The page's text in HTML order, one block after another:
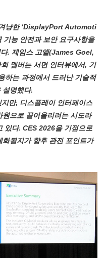
냥한 ‘DisplayPort Automoti
능 안전과 보안 요구사항을
. 제임스 고엘(James Goel,
멤버는 서면 인터뷰에서, 기
하는 과정에서 드러난 기술적
설명했다.
만, 디스플레이 인터페이스
으로 끌어올리려는 시도라
있다. CES 2026을 기점으로
될지가 향후 관전 포인트가